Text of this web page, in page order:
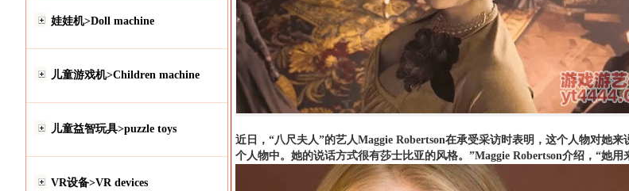
娃娃机>Doll machine
儿童游戏机>Children machine
儿童益智玩具>puzzle toys
VR设备>VR devices
近日，“八尺夫人”的艺人Maggie Robertson在承受采访时表明，这个人物对她
个人物中。她的说话方式很有莎士比亚的风格。”Maggie Robertson介绍，“她